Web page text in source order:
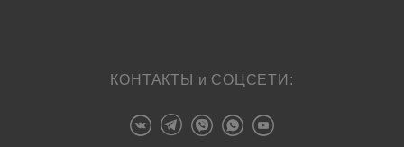
КОНТАКТЫ и СОЦСЕТИ: